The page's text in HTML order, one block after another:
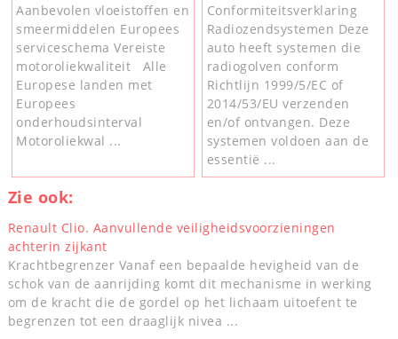
Aanbevolen vloeistoffen en
smeermiddelen Europees
serviceschema Vereiste
motoroliekwaliteit Alle
Europese landen met
Europees
onderhoudsinterval
Motoroliekwal ...
Conformiteitsverklaring
Radiozendsystemen Deze
auto heeft systemen die
radiogolven conform
Richtlijn 1999/5/EC of
2014/53/EU verzenden
en/of ontvangen. Deze
systemen voldoen aan de
essentië ...
Zie ook:
Renault Clio. Aanvullende veiligheidsvoorzieningen
achterin zijkant
Krachtbegrenzer Vanaf een bepaalde hevigheid van de
schok van de aanrijding komt dit mechanisme in werking
om de kracht die de gordel op het lichaam uitoefent te
begrenzen tot een draaglijk nivea ...